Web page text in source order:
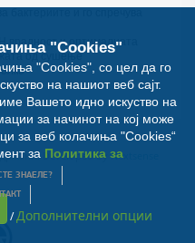
"Cookies"
"Cookies", со цел да го
на нашиот веб сајт.
Вашето идно искуство на
за начинот на кој може
за веб колачиња "Cookies“
за Политика за
/Дополнителни опции
и оптималната
од сушење
Developed byNextsense
ЗНАЕЛЕ?